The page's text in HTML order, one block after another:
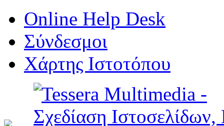
Online Help Desk
Σύνδεσμοι
Χάρτης Ιστοτόπου